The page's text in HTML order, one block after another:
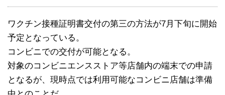
ワクチン接種証明書交付の第三の方法が7月下旬に開始
予定となっている。
コンビニでの交付が可能となる。
対象のコンビニエンスストア等店舗内の端末での申請
となるが、現時点では利用可能なコンビニ店舗は準備